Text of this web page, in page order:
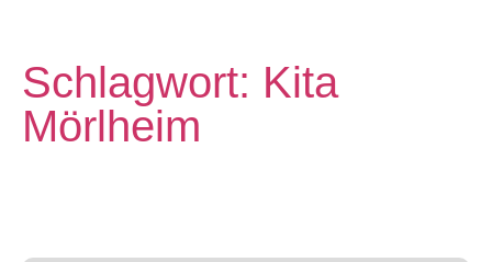
Schlagwort: Kita
Mörlheim